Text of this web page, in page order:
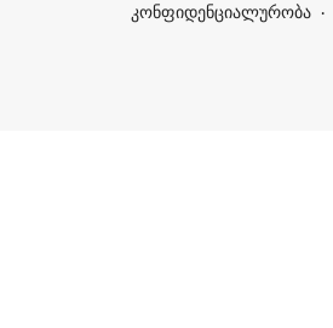
კონფიდენციალურობა